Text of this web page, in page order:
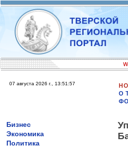
07 августа 2026 г., 13:51:57
О
Бизнес
Экономика
Политика